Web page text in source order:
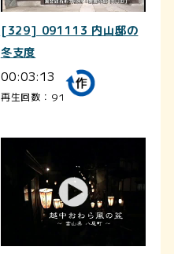
[329] 091113 内山邸の
冬支度
00:03:13
再生回数：91